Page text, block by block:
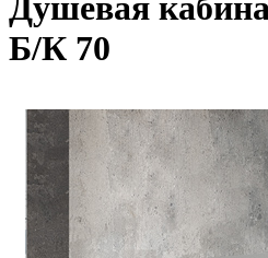
Душевая
Б/К 70